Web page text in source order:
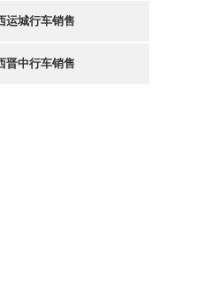
运城行车销售
晋中行车销售